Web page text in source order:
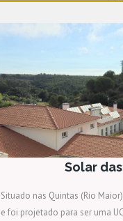
Solar
Situado nas Quintas (Rio
e foi projetado para ser uma